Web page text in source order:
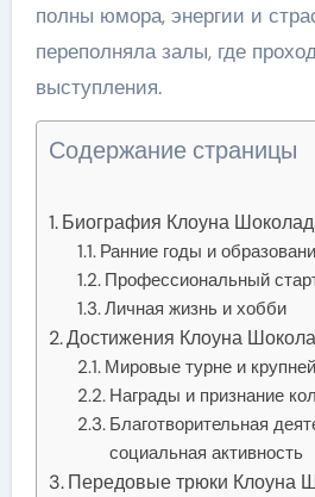
полны юмора, энергии и
переполняла залы, где
выступления.
Содержание страницы
Биография Клоуна
Ранние годы и
Профессиональный
Личная жизнь и хобби
Достижения Клоуна
Мировые турне и
Награды и признание
Благотворительная
социальная активность
Передовые трюки Клоуна